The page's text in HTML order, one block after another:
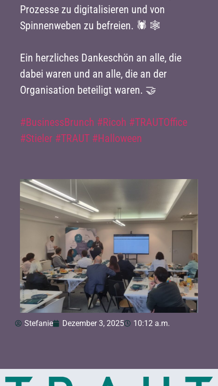
Prozesse zu digitalisieren und von
Spinnenweben zu befreien. 🕷️ 🕸️
Ein herzliches Dankeschön an alle, die
dabei waren und an alle, die an der
Organisation beteiligt waren. 🤝
#BusinessBrunch #Ricoh #TRAUTOffice
#Stieler #TRAUT #Halloween
Stefanie Dezember 3, 2025 10:12 a.m.